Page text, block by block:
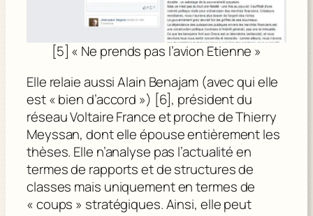
[5] « Ne prends pas l’avion Etienne »
Elle relaie aussi Alain Benajam (avec qui elle
est « bien d’accord ») [6], président du
réseau Voltaire France et proche de Thierry
Meyssan, dont elle épouse entièrement les
thèses. Elle n’analyse pas l’actualité en
termes de rapports et de structures de
classes mais uniquement en termes de
« coups » stratégiques. Ainsi, elle peut